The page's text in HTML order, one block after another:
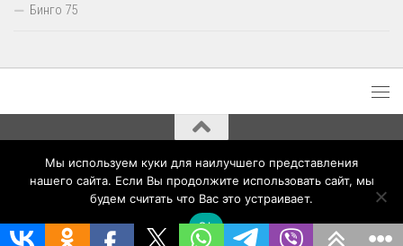
Бинго 75
Результаты лотерей Столото © 2020 - 2026. Все права защищены.
Мы используем куки для наилучшего представления
нашего сайта. Если Вы продолжите использовать сайт, мы
будем считать что Вас это устраивает.
Ok